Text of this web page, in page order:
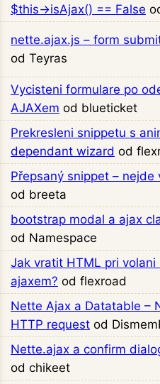
$this->isAjax() == False
nette.ajax.js – form
od Teyras
Vycisteni formulare po
AJAXem od blueticket
Prekresleni snippetu s
dependant wizard od
Přepsaný snippet – nejde
od breeta
bootstrap modal a ajax
od Namespace
Jak vratit HTML pri volani
ajaxem? od flexroad
Nette Ajax a Datatable –
HTTP request od
Nette.ajax a confirm
od chikeet